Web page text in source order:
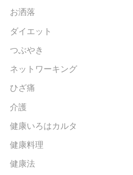
お洒落
ダイエット
つぶやき
ネットワーキング
ひざ痛
介護
健康いろはカルタ
健康料理
健康法